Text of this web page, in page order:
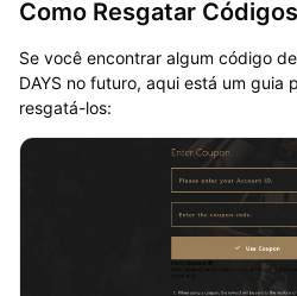
Como Resgatar Códigos
Se você encontrar algum código
DAYS no futuro, aqui está um guia
resgatá-los: